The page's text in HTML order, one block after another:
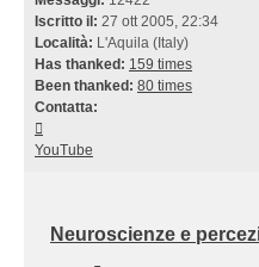
Iscritto il: 27 ott 2005, 22:34
Località: L'Aquila (Italy)
Has thanked: 159 times
Been thanked: 80 times
Contatta:
UnixMan
YouTube
Neuroscienze e